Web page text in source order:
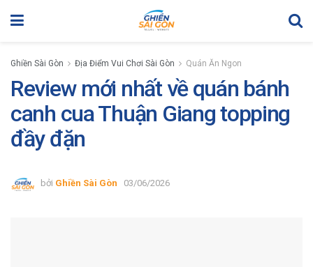
Ghiền Sài Gòn Địa Điểm Vui Chơi Sài Gòn Quán Ăn Ngon
Review mới nhất về quán bánh
canh cua Thuận Giang topping
đầy đặn
bởi Ghiền Sài Gòn 03/06/2026